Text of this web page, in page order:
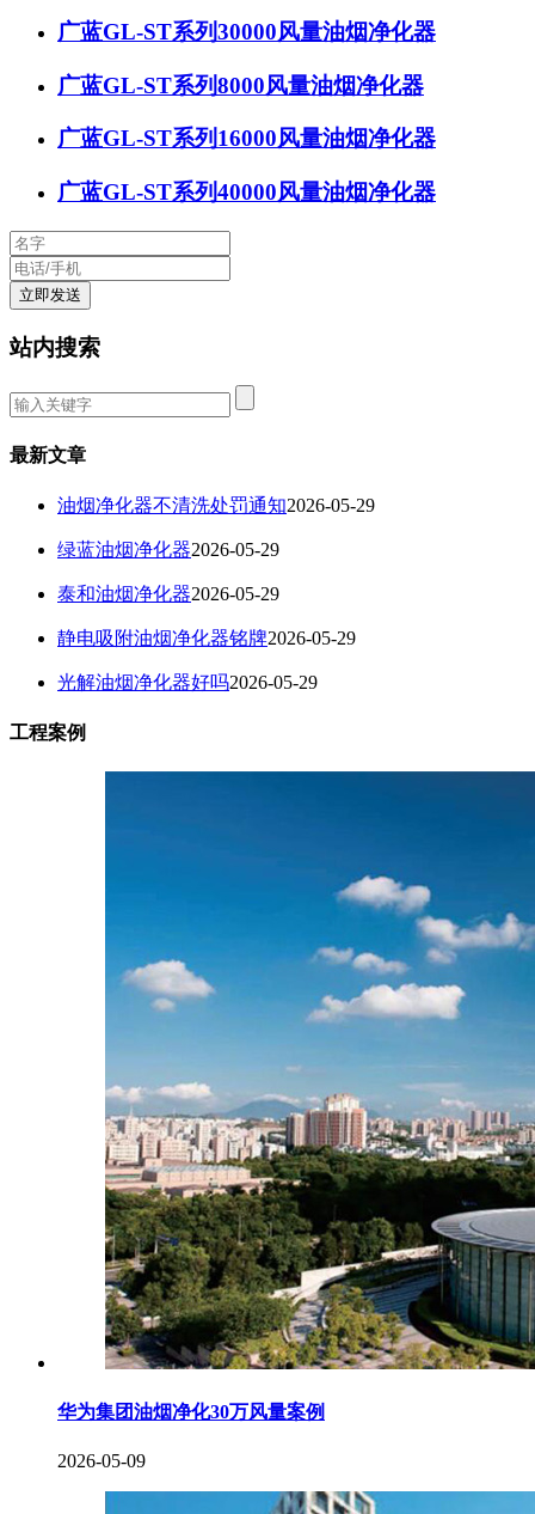
广蓝GL-ST系列30000风量油烟净化器
广蓝GL-ST系列8000风量油烟净化器
广蓝GL-ST系列16000风量油烟净化器
广蓝GL-ST系列40000风量油烟净化器
站内搜索
最新文章
油烟净化器不清洗处罚通知2026-05-29
绿蓝油烟净化器2026-05-29
泰和油烟净化器2026-05-29
静电吸附油烟净化器铭牌2026-05-29
光解油烟净化器好吗2026-05-29
工程案例
华为集团油烟净化30万风量案例
2026-05-09